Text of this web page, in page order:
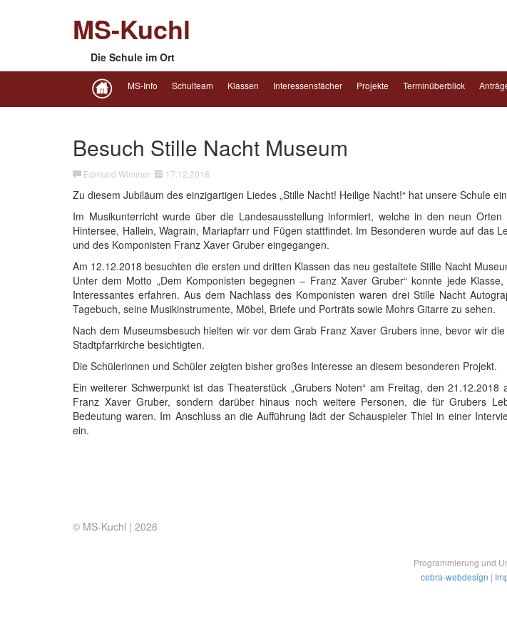
MS-Kuchl
Die Schule im Ort
MS-Info Schulteam Klassen Interessensfächer Projekte Terminüberblick
Besuch Stille Nacht Museum
Edmund Wimmer 17.12.2018
Zu diesem Jubiläum des einzigartigen Liedes „Stille Nacht! Heilige Nacht!“ hat unsere Schule
Im Musikunterricht wurde über die Landesausstellung informiert, welche in den neun
Hintersee, Hallein, Wagrain, Mariapfarr und Fügen stattfindet. Im Besonderen wurde auf das
und des Komponisten Franz Xaver Gruber eingegangen.
Am 12.12.2018 besuchten die ersten und dritten Klassen das neu gestaltete Stille Nacht
Unter dem Motto „Dem Komponisten begegnen – Franz Xaver Gruber“ konnte jede
Interessantes erfahren. Aus dem Nachlass des Komponisten waren drei Stille Nacht
Tagebuch, seine Musikinstrumente, Möbel, Briefe und Porträts sowie Mohrs Gitarre zu sehen.
Nach dem Museumsbesuch hielten wir vor dem Grab Franz Xaver Grubers inne, bevor wir
Stadtpfarrkirche besichtigten.
Die Schülerinnen und Schüler zeigten bisher großes Interesse an diesem besonderen Projekt.
Ein weiterer Schwerpunkt ist das Theaterstück „Grubers Noten“ am Freitag, den
Franz Xaver Gruber, sondern darüber hinaus noch weitere Personen, die für Grubers
Bedeutung waren. Im Anschluss an die Aufführung lädt der Schauspieler Thiel in einer
ein.
© MS-Kuchl | 2026
Programmierung und
cebra-webdesign |